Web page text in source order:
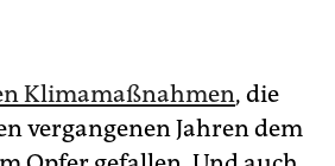
Klimamaßnahmen, die
vergangenen Jahren dem